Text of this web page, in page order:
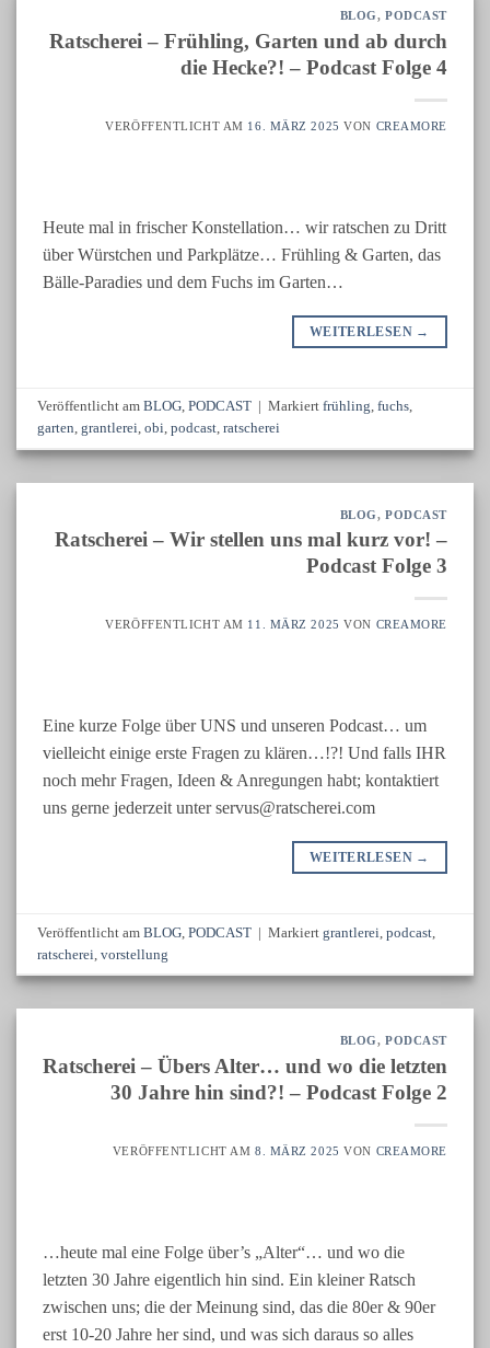
BLOG,PODCAST
Ratscherei – Frühling, Garten und ab durch
die Hecke?! – Podcast Folge 4
VERÖFFENTLICHT AM 16. MÄRZ 2025 VON CREAMORE
Heute mal in frischer Konstellation… wir ratschen zu Dritt
über Würstchen und Parkplätze… Frühling & Garten, das
Bälle-Paradies und dem Fuchs im Garten…
WEITERLESEN →
Veröffentlicht amBLOG,PODCAST Markiertfrühling,fuchs,
garten,grantlerei,obi,podcast,ratscherei
BLOG,PODCAST
Ratscherei – Wir stellen uns mal kurz vor! –
Podcast Folge 3
VERÖFFENTLICHT AM 11. MÄRZ 2025 VON CREAMORE
Eine kurze Folge über UNS und unseren Podcast… um
vielleicht einige erste Fragen zu klären…!?! Und falls IHR
noch mehr Fragen, Ideen & Anregungen habt; kontaktiert
uns gerne jederzeit unter servus@ratscherei.com
WEITERLESEN →
Veröffentlicht amBLOG ,PODCAST | Markiertgrantlerei ,podcast
ratscherei ,vorstellung
BLOG,PODCAST
Ratscherei – Übers Alter… und wo die letzten
30 Jahre hin sind?! – Podcast Folge 2
VERÖFFENTLICHT AM 8. MÄRZ 2025 VON CREAMORE
…heute mal eine Folge über’s „Alter“… und wo die
letzten 30 Jahre eigentlich hin sind. Ein kleiner Ratsch
zwischen uns; die der Meinung sind, das die 80er & 90er
erst 10-20 Jahre her sind, und was sich daraus so alles